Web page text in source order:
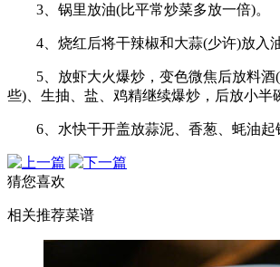
3、锅里放油(比平常炒菜多放一倍)。
4、烧红后将干辣椒和大蒜(少许)放入油
5、放虾大火爆炒，变色微焦后放料酒(
些)、生抽、盐、鸡精继续爆炒，后放小半
6、水快干开盖放蒜泥、香葱、蚝油起
猜您喜欢
相关推荐菜谱